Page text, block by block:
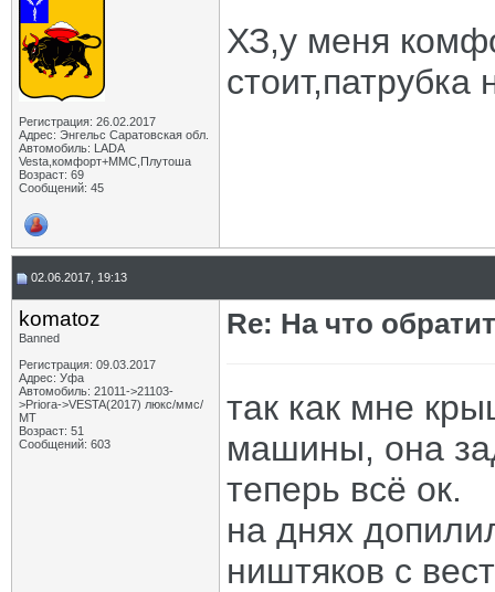
Регистрация: 26.02.2017
Адрес: Энгельс Саратовская обл.
Автомобиль: LADA
Vesta,комфорт+ММС,Плутоша
Возраст: 69
Сообщений: 45
ХЗ,у меня
стоит,патрубка
02.06.2017, 19:13
komatoz
Banned
Регистрация: 09.03.2017
Адрес: Уфа
Автомобиль: 21011->21103-
>Priora->VESTA(2017) люкс/ммс/
МТ
Возраст: 51
Сообщений: 603
Re: На что
так как мне
машины, она
теперь всё ок.
на днях
ништяков с